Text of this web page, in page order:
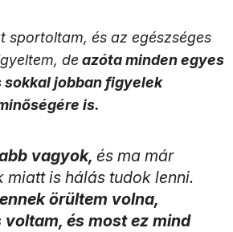
sportoltam, és az egészséges
deazóta minden egyes
sokkal jobban figyelek
is.
vagyok, és ma már
miatt is hálás tudok lenni.
örültem volna,
és most ez mind